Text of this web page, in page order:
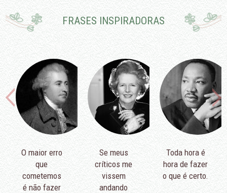
FRASES INSPIRADORAS
O maior erro
que
cometemos
é não fazer
Se meus
críticos me
vissem
andando
Toda hora é
hora de fazer
o que é certo.